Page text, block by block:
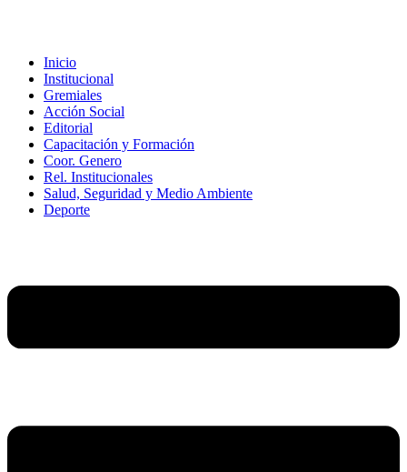
Inicio
Institucional
Gremiales
Acción Social
Editorial
Capacitación y Formación
Coor. Genero
Rel. Institucionales
Salud, Seguridad y Medio Ambiente
Deporte